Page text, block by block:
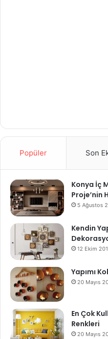
Popüler Son
Konya İç
Proje’nin
5 Ağustos
Kendin
12 Ekim
Yapımı
20 Mayıs
En Çok
Renkleri
20 Mayıs